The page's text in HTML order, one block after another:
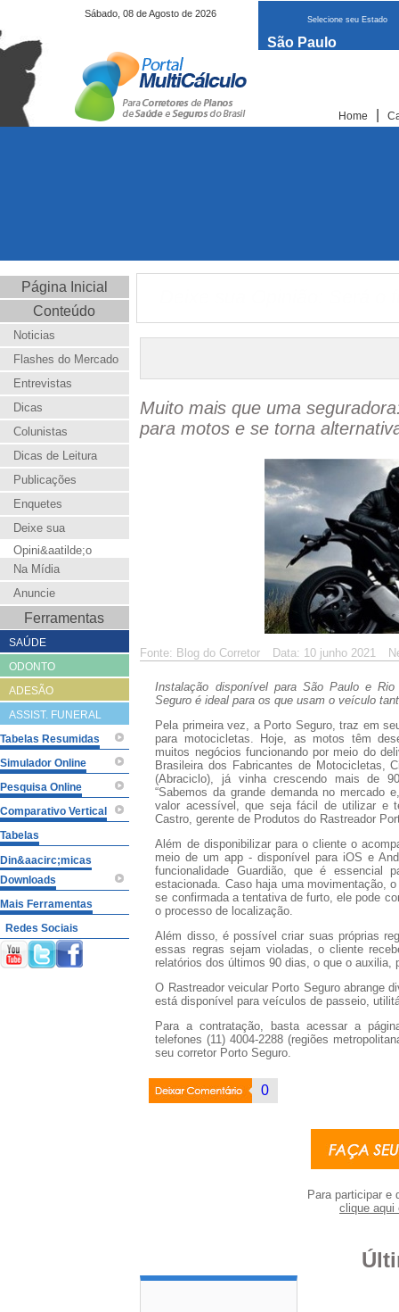
Selecione seu Estado
São Paulo
Home
Sábado, 08 de Agosto de 2026
Página Inicial
Conteúdo
Noticias
Flashes do Mercado
Entrevistas
Dicas
Colunistas
Dicas de Leitura
Publicações
Enquetes
Deixe sua
Opini&aatilde;o
Na Mídia
Anuncie
Ferramentas
SAÚDE
ODONTO
ADESÃO
ASSIST. FUNERAL
Tabelas Resumidas
Simulador Online
Pesquisa Online
Comparativo Vertical
Tabelas
Din&aacirc;micas
Downloads
Mais Ferramentas
Redes Sociais
Muito mais que uma
para motos e se torna
Fonte: Blog do Corretor Data: 10 junho 2021
Instalação disponível para São Paulo e
Seguro é ideal para os que usam o veículo
Pela primeira vez, a Porto Seguro, traz em
para motocicletas. Hoje, as motos têm
muitos negócios funcionando por meio do
Brasileira dos Fabricantes de Motocicletas,
(Abraciclo), já vinha crescendo mais de
“Sabemos da grande demanda no mercado
valor acessível, que seja fácil de utilizar e
Castro, gerente de Produtos do Rastreador
Além de disponibilizar para o cliente o
meio de um app - disponível para iOS e
funcionalidade Guardião, que é essencial
estacionada. Caso haja uma movimentação,
se confirmada a tentativa de furto, ele pode
o processo de localização.
Além disso, é possível criar suas próprias
essas regras sejam violadas, o cliente
relatórios dos últimos 90 dias, o que o
O Rastreador veicular Porto Seguro abrange
está disponível para veículos de passeio,
Para a contratação, basta acessar a
telefones (11) 4004-2288 (regiões
seu corretor Porto Seguro.
Deixar
0
Para participar e
clique aqui